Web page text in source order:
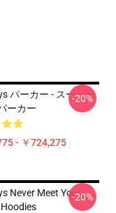
パーカー - スーパー
ーカー
- ￥724,275
-20%
Never Meet Your-20%